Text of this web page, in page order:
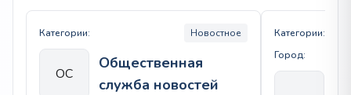
Категории: Новостное
ОС
Общественная
служба новостей
Категории:
Город: